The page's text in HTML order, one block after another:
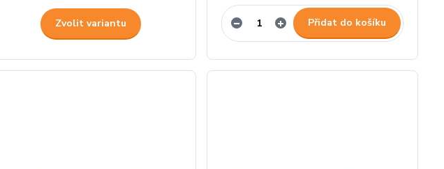
Zvolit variantu Přidat do košíku